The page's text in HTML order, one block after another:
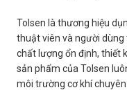
Tolsen là thương hiệu
thuật viên và người
chất lượng ổn định, thiết
sản phẩm của Tolsen
môi trường cơ khí chuyên